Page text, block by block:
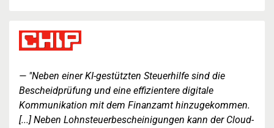
"Neben einer KI-gestützten Steuerhilfe sind die
Bescheidprüfung und eine effizientere digitale
Kommunikation mit dem Finanzamt hinzugekommen.
[...] Neben Lohnsteuerbescheinigungen kann der Cloud-